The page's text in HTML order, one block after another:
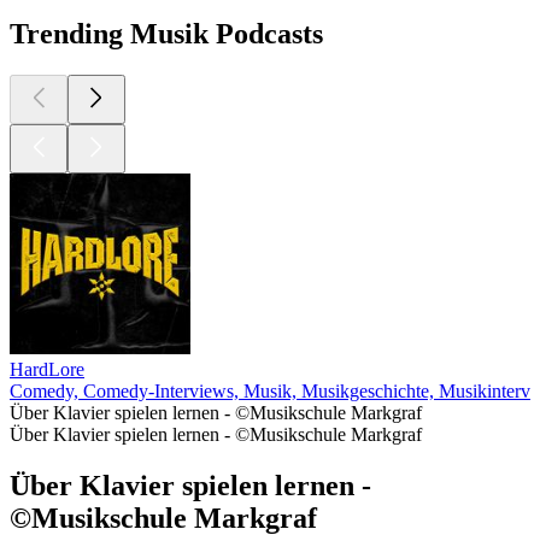
Trending Musik Podcasts
HardLore
Comedy, Comedy-Interviews, Musik, Musikgeschichte,
Über Klavier spielen lernen - ©Musikschule Markgraf
Über Klavier spielen lernen - ©Musikschule Markgraf
Über Klavier spielen lernen -
©Musikschule Markgraf